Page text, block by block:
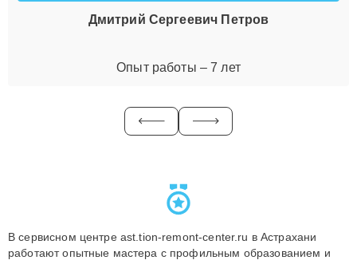
Дмитрий Сергеевич Петров
Опыт работы – 7 лет
В сервисном центре ast.tion-remont-center.ru в Астрахани
работают опытные мастера с профильным образованием и